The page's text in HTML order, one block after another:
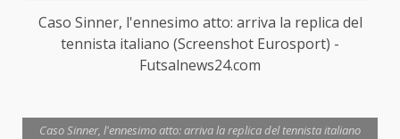
Caso Sinner, l'ennesimo atto: arriva la replica del
tennista italiano (Screenshot Eurosport) -
Futsalnews24.com
Caso Sinner, l'ennesimo atto: arriva la replica del tennista italiano